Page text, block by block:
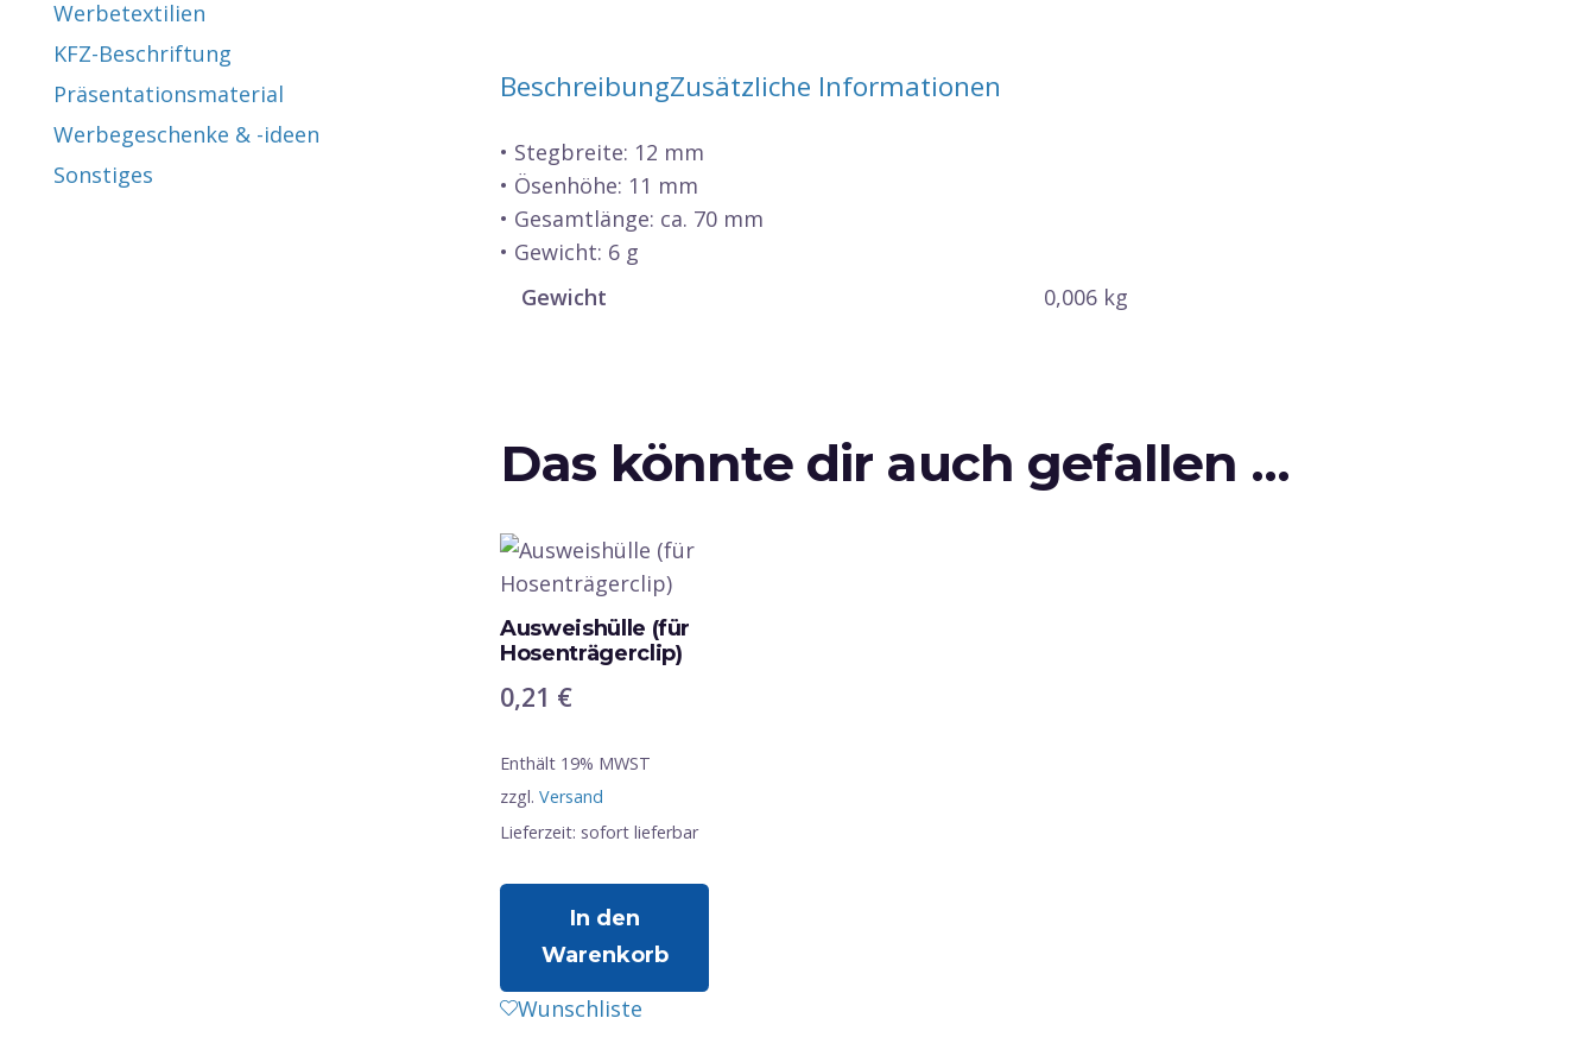
BeschreibungZusätzliche Informationen
• Stegbreite: 12 mm
• Ösenhöhe: 11 mm
• Gesamtlänge: ca. 70 mm
• Gewicht: 6 g
Gewicht
0,006 kg
Das könnte dir auch gefallen …
Ausweishülle (für
Hosenträgerclip)
0,21 €
Enthält 19% MWST
zzgl.Versand
Lieferzeit: sofort lieferbar
In den
Warenkorb
Wunschliste
Werbetextilien
KFZ-Beschriftung
Präsentationsmaterial
Werbegeschenke & -ideen
Sonstiges